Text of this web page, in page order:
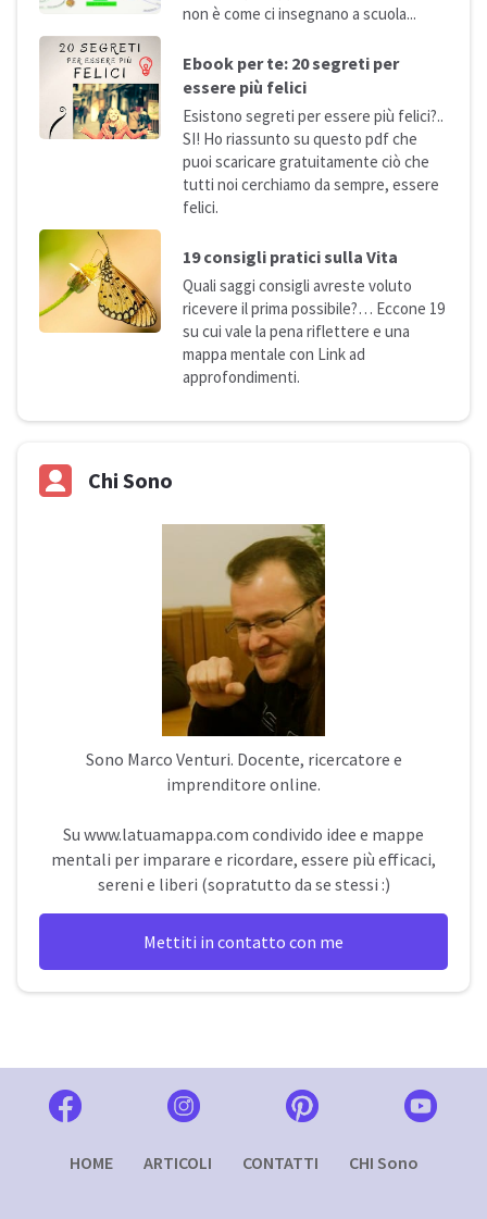
non è come ci insegnano a scuola...
Ebook per te: 20 segreti per
essere più felici
Esistono segreti per essere più felici?..
SI! Ho riassunto su questo pdf che
puoi scaricare gratuitamente ciò che
tutti noi cerchiamo da sempre, essere
felici.
19 consigli pratici sulla Vita
Quali saggi consigli avreste voluto
ricevere il prima possibile?… Eccone 19
su cui vale la pena riflettere e una
mappa mentale con Link ad
approfondimenti.
Chi Sono
Sono Marco Venturi. Docente, ricercatore e
imprenditore online.
Su www.latuamappa.com condivido idee e mappe
mentali per imparare e ricordare, essere più efficaci,
sereni e liberi (sopratutto da se stessi :)
Mettiti in contatto con me
HOME ARTICOLI CONTATTI CHI Sono